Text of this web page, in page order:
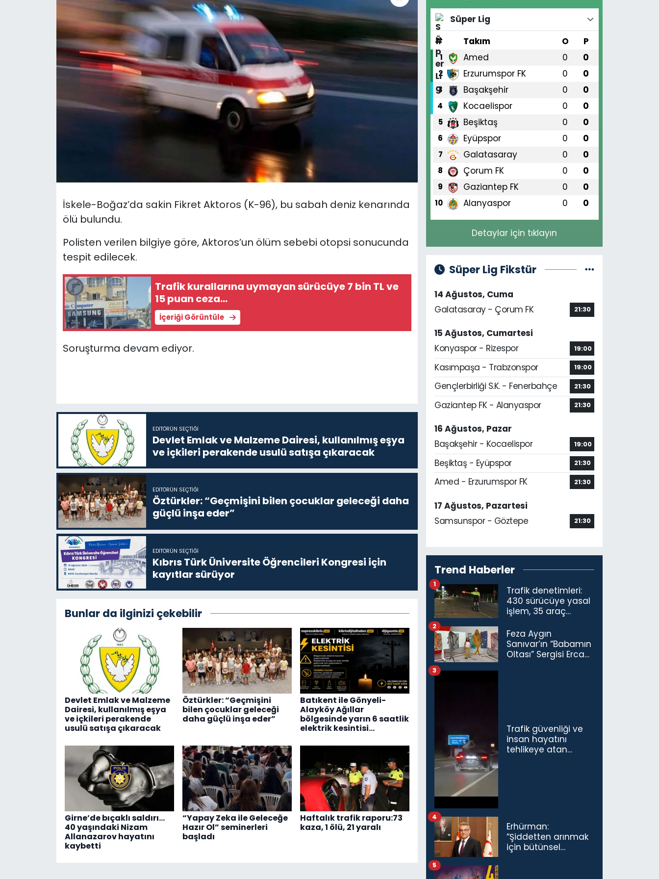
İskele-Boğaz’da sakin Fikret Aktoros (K-96), bu sabah deniz kenarında
ölü bulundu.
Polisten verilen bilgiye göre, Aktoros’un ölüm sebebi otopsi sonucunda
tespit edilecek.
Trafik kurallarına uymayan sürücüye 7 bin TL ve
15 puan ceza…
İçeriği Görüntüle
Soruşturma devam ediyor.
EDITÖRÜN SEÇTIĞI
Devlet Emlak ve Malzeme Dairesi, kullanılmış eşya
ve içkileri perakende usulü satışa çıkaracak
EDITÖRÜN SEÇTIĞI
Öztürkler: “Geçmişini bilen çocuklar geleceği daha
güçlü inşa eder”
EDITÖRÜN SEÇTIĞI
Kıbrıs Türk Üniversite Öğrencileri Kongresi için
kayıtlar sürüyor
Bunlar da ilginizi çekebilir
Devlet Emlak ve Malzeme
Dairesi, kullanılmış eşya
ve içkileri perakende
usulü satışa çıkaracak
Öztürkler: “Geçmişini
bilen çocuklar geleceği
daha güçlü inşa eder”
Batıkent ile Gönyeli-
Alayköy Ağıllar
bölgesinde yarın 6 saatlik
elektrik kesintisi…
Girne’de bıçaklı saldırı…
40 yaşındaki Nizam
Allanazarov hayatını
kaybetti
“Yapay Zeka ile Geleceğe
Hazır Ol” seminerleri
başladı
Haftalık trafik raporu:73
kaza, 1 ölü, 21 yaralı
Süper Lig
#
Takım O P
1 Amed 0 0
2 Erzurumspor FK 0 0
3 Başakşehir 0 0
4 Kocaelispor 0 0
5 Beşiktaş 0 0
6 Eyüpspor 0 0
7 Galatasaray 0 0
8 Çorum FK 0 0
9 Gaziantep FK 0 0
10 Alanyaspor 0 0
Detaylar için tıklayın
Süper Lig Fikstür
14 Ağustos, Cuma
Galatasaray - Çorum FK
21:30
15 Ağustos, Cumartesi
Konyaspor - Rizespor
19:00
Kasımpaşa - Trabzonspor 19:00
Gençlerbirliği S.K. - Fenerbahçe 21:30
Gaziantep FK - Alanyaspor 21:30
16 Ağustos, Pazar
Başakşehir - Kocaelispor
19:00
Beşiktaş - Eyüpspor 21:30
Amed - Erzurumspor FK 21:30
17 Ağustos, Pazartesi
Samsunspor - Göztepe
21:30
Trend Haberler
Trafik denetimleri:
430 sürücüye yasal
işlem, 35 araç
1
Feza Aygın
Sanıvar’ın “Babamın
Oltası” Sergisi Ercan
2
Trafik güvenliği ve
insan hayatını
tehlikeye atan
3
Erhürman:
“Şiddetten arınmak
için bütünsel
4
5
Gündem
KKTC YEREL SEÇİM 2018
Teknoloji
Video Galeri